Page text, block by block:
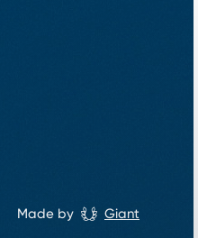
Made by Giant